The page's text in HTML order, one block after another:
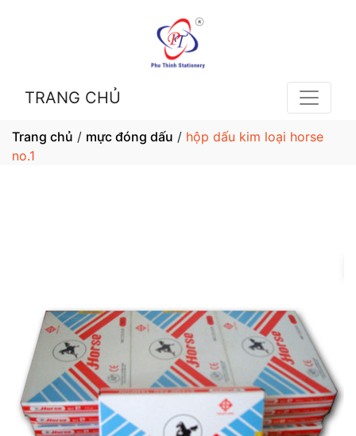
TRANG CHỦ
Trang chủ / mực đóng dấu / hộp dấu kim loại horse
no.1